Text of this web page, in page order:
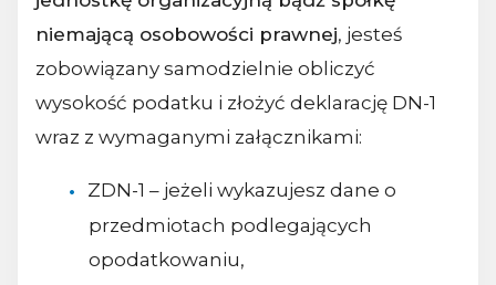
niemającą osobowości prawnej, jesteś
zobowiązany samodzielnie obliczyć
wysokość podatku i złożyć deklarację DN-1
wraz z wymaganymi załącznikami:
ZDN-1 – jeżeli wykazujesz dane o
przedmiotach podlegających
opodatkowaniu,